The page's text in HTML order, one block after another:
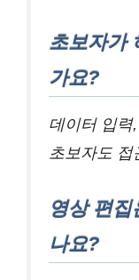
초보자가
가요?
데이터 입력
초보자도 접
영상 편
나요?